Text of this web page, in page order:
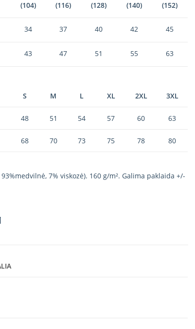
(104) (116) (128) (140) (152)
34 37 40 42 45
43 47 51 55 63
S M L XL 2XL 3XL
48 51 54 57 60 63
68 70 73 75 78 80
7% viskozė). 160 g/m². Galima paklaida +/-